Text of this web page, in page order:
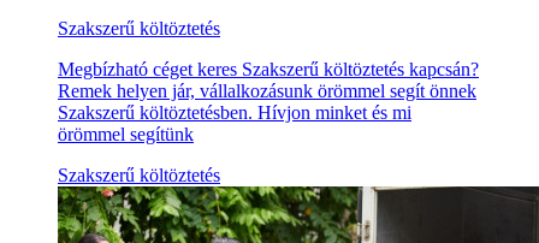
Szakszerű költöztetés
Megbízható céget keres Szakszerű költöztetés kapcsán?
Remek helyen jár, vállalkozásunk örömmel segít önnek
Szakszerű költöztetésben. Hívjon minket és mi
örömmel segítünk
Szakszerű költöztetés